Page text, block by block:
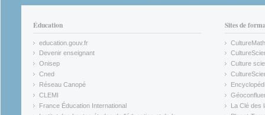
Éducation
education.gouv.fr
(link is external)
Devenir enseignant
(link is external)
Onisep
(link is external)
Cned
(link is external)
Réseau Canopé
(link is external)
CLEMI
(link is external)
France Éducation International
Sites de
CultureMath
(link is
(link is
Culture
(link is
(link is
(link is
La Clé des